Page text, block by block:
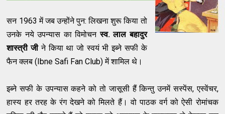
सन 1963 में जब उन्होंने पुन: लिखना शुरू किया तो
उनके नये उपन्यास का विमोचनस्व. लाल बहादुर
शास्त्री जीने किया था जो स्वयं भी इब्ने सफी के
फैन क्लब (Ibne Safi Fan Club) में शामिल थे।
इब्ने सफी के उपन्यास कहने को तो जासूसी हैं किन्तु उनमें सस्पेंस, एस्वेंचर,
हास्य हर तरह के रंग देखने को मिलते हैं। वो पाठक वर्ग को ऐसी रोमांचक